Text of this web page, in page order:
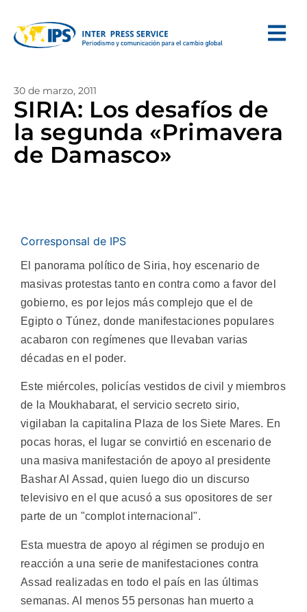
30 de marzo, 2011
SIRIA: Los desafíos de
la segunda «Primavera
de Damasco»
Corresponsal de IPS
El panorama político de Siria, hoy escenario de
masivas protestas tanto en contra como a favor del
gobierno, es por lejos más complejo que el de
Egipto o Túnez, donde manifestaciones populares
acabaron con regímenes que llevaban varias
décadas en el poder.
Este miércoles, policías vestidos de civil y miembros
de la Moukhabarat, el servicio secreto sirio,
vigilaban la capitalina Plaza de los Siete Mares. En
pocas horas, el lugar se convirtió en escenario de
una masiva manifestación de apoyo al presidente
Bashar Al Assad, quien luego dio un discurso
televisivo en el que acusó a sus opositores de ser
parte de un "complot internacional".
Esta muestra de apoyo al régimen se produjo en
reacción a una serie de manifestaciones contra
Assad realizadas en todo el país en las últimas
semanas. Al menos 55 personas han muerto a